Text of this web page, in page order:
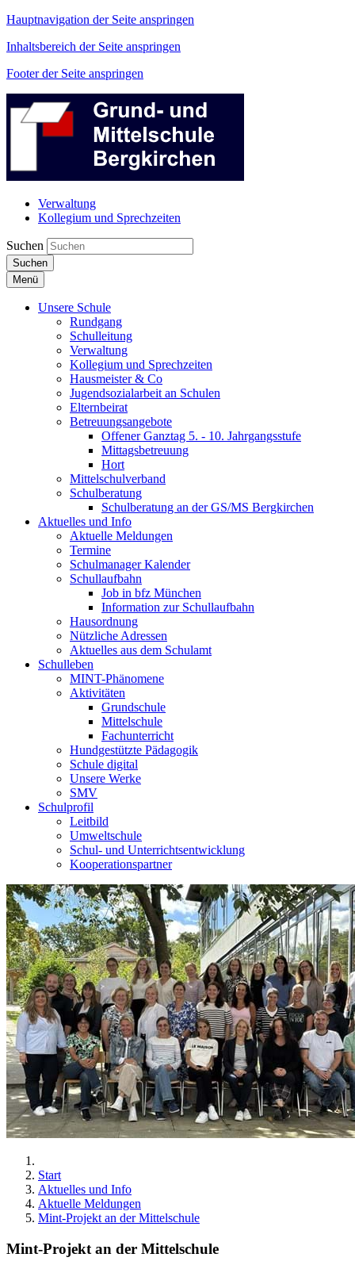
Hauptnavigation der Seite anspringen
Inhaltsbereich der Seite anspringen
Footer der Seite anspringen
Verwaltung
Kollegium und Sprechzeiten
Suchen
Suchen
Menü
Unsere Schule
Rundgang
Schulleitung
Verwaltung
Kollegium und Sprechzeiten
Hausmeister & Co
Jugendsozialarbeit an Schulen
Elternbeirat
Betreuungsangebote
Offener Ganztag 5. - 10. Jahrgangsstufe
Mittagsbetreuung
Hort
Mittelschulverband
Schulberatung
Schulberatung an der GS/MS Bergkirchen
Aktuelles und Info
Aktuelle Meldungen
Termine
Schulmanager Kalender
Schullaufbahn
Job in bfz München
Information zur Schullaufbahn
Hausordnung
Nützliche Adressen
Aktuelles aus dem Schulamt
Schulleben
MINT-Phänomene
Aktivitäten
Grundschule
Mittelschule
Fachunterricht
Hundgestützte Pädagogik
Schule digital
Unsere Werke
SMV
Schulprofil
Leitbild
Umweltschule
Schul- und Unterrichtsentwicklung
Kooperationspartner
Start
Aktuelles und Info
Aktuelle Meldungen
Mint-Projekt an der Mittelschule
Mint-Projekt an der Mittelschule